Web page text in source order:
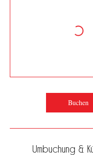
Buchen
Umbuchung &